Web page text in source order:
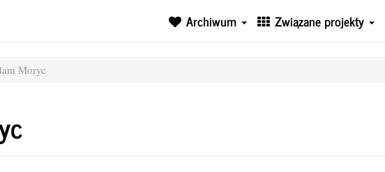
Archiwum Związane projekty
Moryc